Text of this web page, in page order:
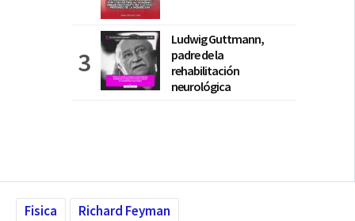
Ludwig Guttmann,
padre de la
rehabilitación
neurológica
Fisica Richard Feyman